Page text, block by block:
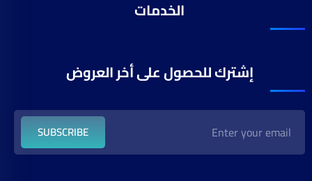
الخدمات
إشترك للحصول على أخر العروض
SUBSCRIBE